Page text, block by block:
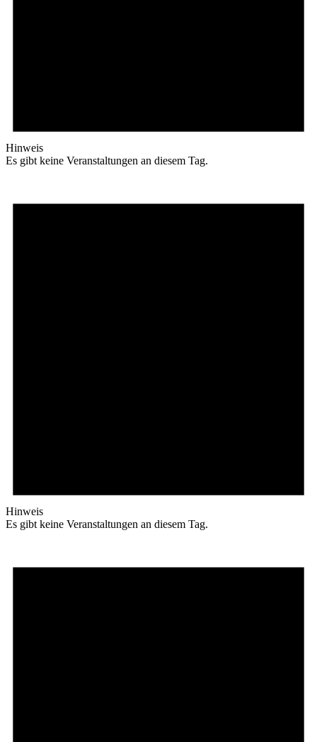
Hinweis
Es gibt keine Veranstaltungen an diesem Tag.
Hinweis
Es gibt keine Veranstaltungen an diesem Tag.